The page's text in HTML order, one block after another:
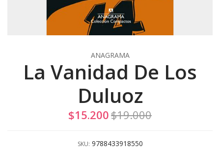
ANAGRAMA
La Vanidad De Los
Duluoz
$15.200$19.000
SKU: 9788433918550